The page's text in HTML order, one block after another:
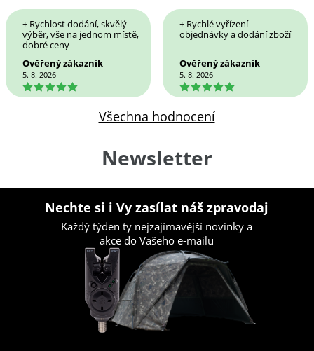
+ Rychlost dodání, skvělý
výběr, vše na jednom místě,
dobré ceny
Ověřený zákazník
5. 8. 2026
5
+ Rychlé vyřízení
objednávky a dodání zboží
Ověřený zákazník
5. 8. 2026
5
Všechna hodnocení
Newsletter
Nechte si i Vy zasílat náš zpravodaj
Každý týden ty nejzajímavější novinky a
akce do Vašeho e-mailu